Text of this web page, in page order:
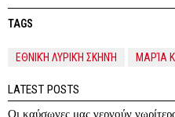
TAGS
ΕΘΝΙΚΉ ΛΥΡΙΚΉ ΣΚΗΝΉ ΜΑΡΊΑ
LATEST POSTS
Οι καύσωνες μας γερνούν